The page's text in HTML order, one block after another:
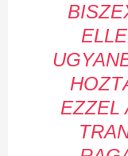
EZZEL